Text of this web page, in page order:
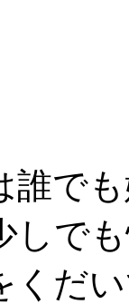
誰で
しで
くだ